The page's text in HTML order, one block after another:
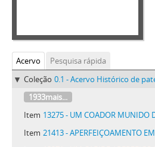
Acervo
Pesquisa rápida
Coleção 0.1 - Acervo Histórico de patentes do
1933mais...
Item 13275 - UM COADOR MUNIDO DE UM TUBO PARA INTRODUÇÃO DE
Item 21413 - APERFEIÇOAMENTO EM